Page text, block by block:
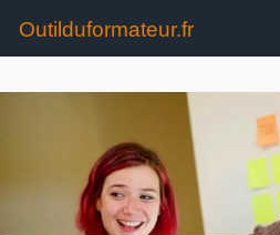
Outilduformateur.fr